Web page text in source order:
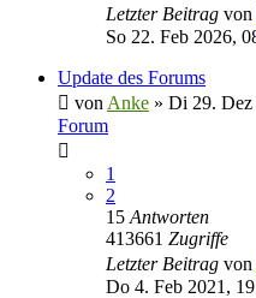
Letzter Beitrag von
So 22. Feb 2026,
Update des Forums
von Anke » Di 29. Dez
Forum
1
2
15 Antworten
413661 Zugriffe
Letzter Beitrag von
Do 4. Feb 2021,